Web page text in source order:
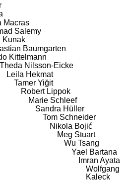
Macras
Salemy
Kunak
Baumgarten
Kittelmann
Theda Nilsson-Eicke
Leila Hekmat
Tamer Yiğit
Robert Lippok
Marie Schleef
Sandra Hüller
Tom Schneider
Nikola Bojić
Meg Stuart
Wu Tsang
Yael Bartana
Imran Ayata
Wolfgang
Kaleck